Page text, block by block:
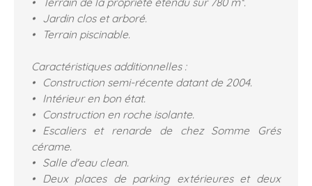
Jardin clos et arboré.
Terrain piscinable.
Caractéristiques additionnelles :
Construction semi-récente datant de 2004.
Intérieur en bon état.
Construction en roche isolante.
Escaliers et renarde de chez Somme Grés
cérame.
Salle d'eau clean.
Deux places de parking extérieures et deux